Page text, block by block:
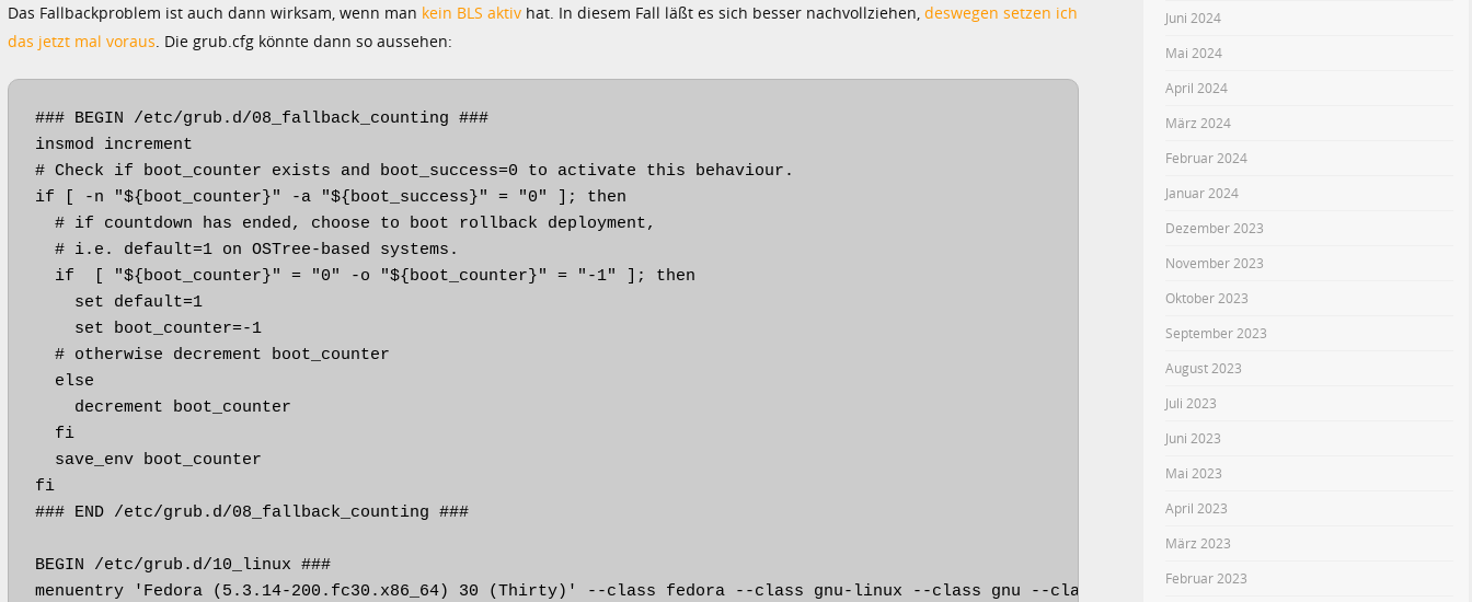
Das Fallbackproblem ist auch dann wirksam, wenn man kein BLS aktiv hat. In diesem Fall läßt es sich besser nachvollziehen, deswegen setzen ich
das jetzt mal voraus . Die grub.cfg könnte dann so aussehen:
### BEGIN /etc/grub.d/08_fallback_counting ###
insmod increment
# Check if boot_counter exists and boot_success=0 to activate this behaviour.
if [ -n "${boot_counter}" -a "${boot_success}" = "0" ]; then
  # if countdown has ended, choose to boot rollback deployment,
  # i.e. default=1 on OSTree-based systems.
  if  [ "${boot_counter}" = "0" -o "${boot_counter}" = "-1" ]; then
    set default=1
    set boot_counter=-1
  # otherwise decrement boot_counter
  else
    decrement boot_counter
  fi
  save_env boot_counter
fi
### END /etc/grub.d/08_fallback_counting ###
BEGIN /etc/grub.d/10_linux ###
menuentry 'Fedora (5.3.14-200.fc30.x86_64) 30 (Thirty)' --class fedora --class gnu-linux --class gnu --class os --unrestricted $menuentry_id_option
Juni 2024
Mai 2024
April 2024
März 2024
Februar 2024
Januar 2024
Dezember 2023
November 2023
Oktober 2023
September 2023
August 2023
Juli 2023
Juni 2023
Mai 2023
April 2023
März 2023
Februar 2023